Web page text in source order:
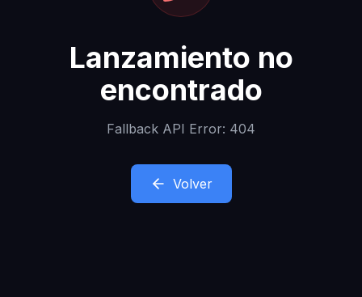
Lanzamiento no
encontrado
Fallback API Error: 404
Volver